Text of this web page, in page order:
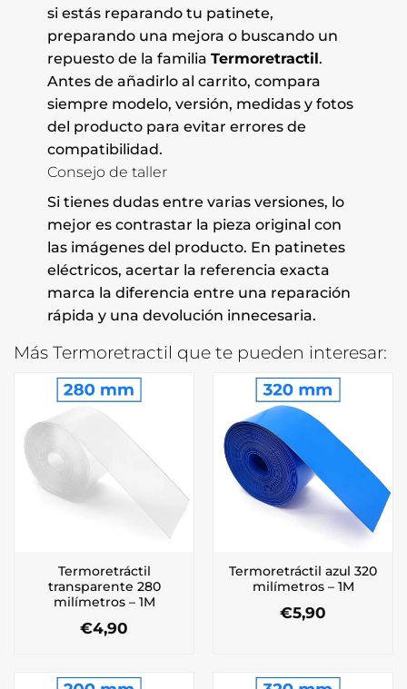
si estás reparando tu patinete,
preparando una mejora o buscando un
repuesto de la familia Termoretractil.
Antes de añadirlo al carrito, compara
siempre modelo, versión, medidas y fotos
del producto para evitar errores de
compatibilidad.
Consejo de taller
Si tienes dudas entre varias versiones, lo
mejor es contrastar la pieza original con
las imágenes del producto. En patinetes
eléctricos, acertar la referencia exacta
marca la diferencia entre una reparación
rápida y una devolución innecesaria.
Más Termoretractil que te pueden interesar:
Termoretráctil
transparente 280
milímetros – 1M
€4,90
Termoretráctil azul 320
milímetros – 1M
€5,90